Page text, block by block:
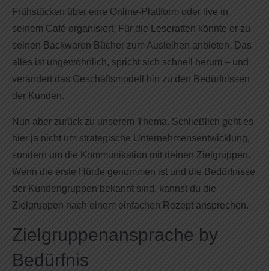
Frühstücken über eine Online-Plattform oder live in
seinem Café organisiert. Für die Leseratten könnte er zu
seinen Backwaren Bücher zum Ausleihen anbieten. Das
alles ist ungewöhnlich, spricht sich schnell herum – und
verändert das Geschäftsmodell hin zu den Bedürfnissen
der Kunden.
Nun aber zurück zu unserem Thema. Schließlich geht es
hier ja nicht um strategische Unternehmensentwicklung,
sondern um die Kommunikation mit deinen Zielgruppen.
Wenn die erste Hürde genommen ist und die Bedürfnisse
der Kundengruppen bekannt sind, kannst du die
Zielgruppen nach einem einfachen Rezept ansprechen.
Zielgruppenansprache by
Bedürfnis